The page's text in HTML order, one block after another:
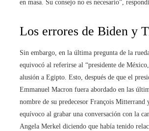
en masa. Su consejo no es necesario”,
Los errores de Biden y
Sin embargo, en la última pregunta de la
equivocó al referirse al “presidente de
alusión a Egipto. Esto, después de que el
Emmanuel Macron fuera abordado en las
nombre de su predecesor François Mitterrand
equívoco al grabar una conversación con la
Angela Merkel diciendo que había tenido